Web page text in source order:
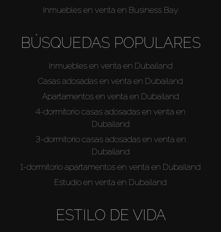
Inmuebles en venta en Business Bay
BÚSQUEDAS POPULARES
Inmuebles en venta en Dubailand
Casas adosadas en venta en Dubailand
Apartamentos en venta en Dubailand
4-dormitorio casas adosadas en venta en
Dubailand
3-dormitorio casas adosadas en venta en
Dubailand
1-dormitorio apartamentos en venta en Dubailand
Estudio en venta en Dubailand
ESTILO DE VIDA